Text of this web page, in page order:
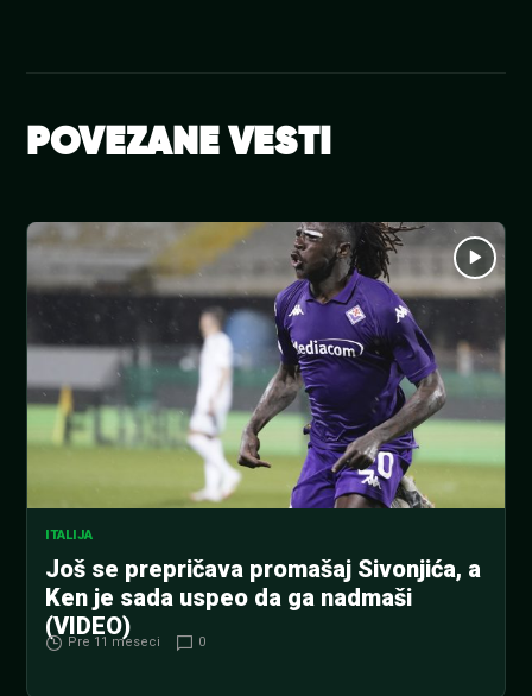
POVEZANE VESTI
ITALIJA
Još se prepričava promašaj Sivonjića, a
Ken je sada uspeo da ga nadmaši
(VIDEO)
Pre 11 meseci 0